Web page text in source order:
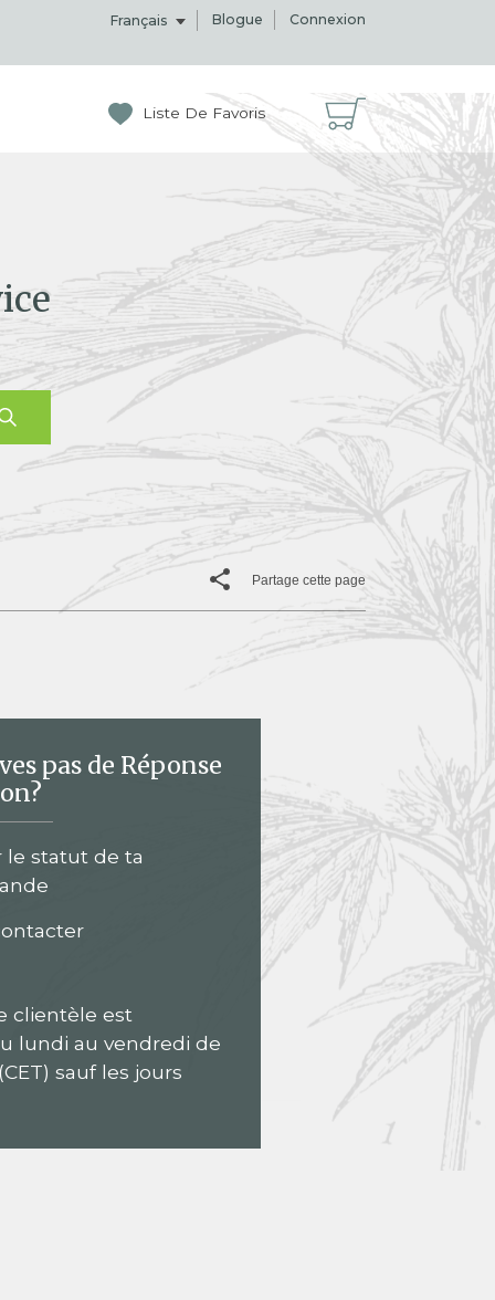
Français Blogue Connexion
Liste De Favoris
Partage cette page
pas de Réponse
le statut de ta
clientèle est
lundi au vendredi de
sauf les jours